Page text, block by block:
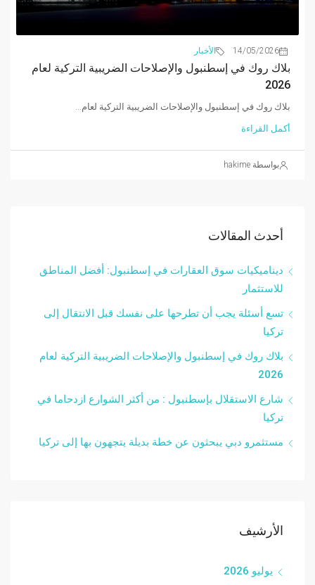
14/05/2026 الأخبار
بلاك روك في إسطنبول والإصلاحات الضريبية التركية لعام
2026
بلاك روك في إسطنبول والإصلاحات الضريبية التركية لعام...
أكمل القراءة
بواسطة hakime
أحدث المقالات
ديناميكيات سوق العقارات في إسطنبول: أفضل المناطق
للاستثمار
تسع أسئلة يجب أن تطرحها على نفسك قبل الانتقال إلى
تركيا
بلاك روك في إسطنبول والإصلاحات الضريبية التركية لعام
2026
شارع الاستقلال بإسطنبول : من أكثر الشوارع ازدحاما في
تركيا
مستثمرو دبي يبحثون عن خطة بديلة يتجهون بها إلى تركيا
الأرشيف
يوليو 2026